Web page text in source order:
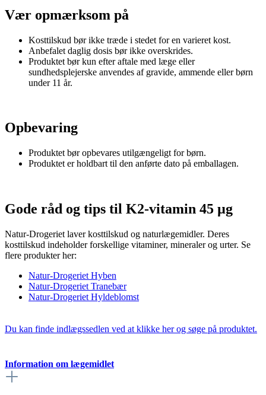
Vær opmærksom på
Kosttilskud bør ikke træde i stedet for en varieret kost.
Anbefalet daglig dosis bør ikke overskrides.
Produktet bør kun efter aftale med læge eller
sundhedsplejerske anvendes af gravide, ammende eller børn
under 11 år.
Opbevaring
Produktet bør opbevares utilgængeligt for børn.
Produktet er holdbart til den anførte dato på emballagen.
Gode råd og tips til K2-vitamin 45 µg
Natur-Drogeriet laver kosttilskud og naturlægemidler. Deres
kosttilskud indeholder forskellige vitaminer, mineraler og urter. Se
flere produkter her:
Natur-Drogeriet Hyben
Natur-Drogeriet Tranebær
Natur-Drogeriet Hyldeblomst
Du kan finde indlægssedlen ved at klikke her og søge på produktet.
Information om lægemidlet